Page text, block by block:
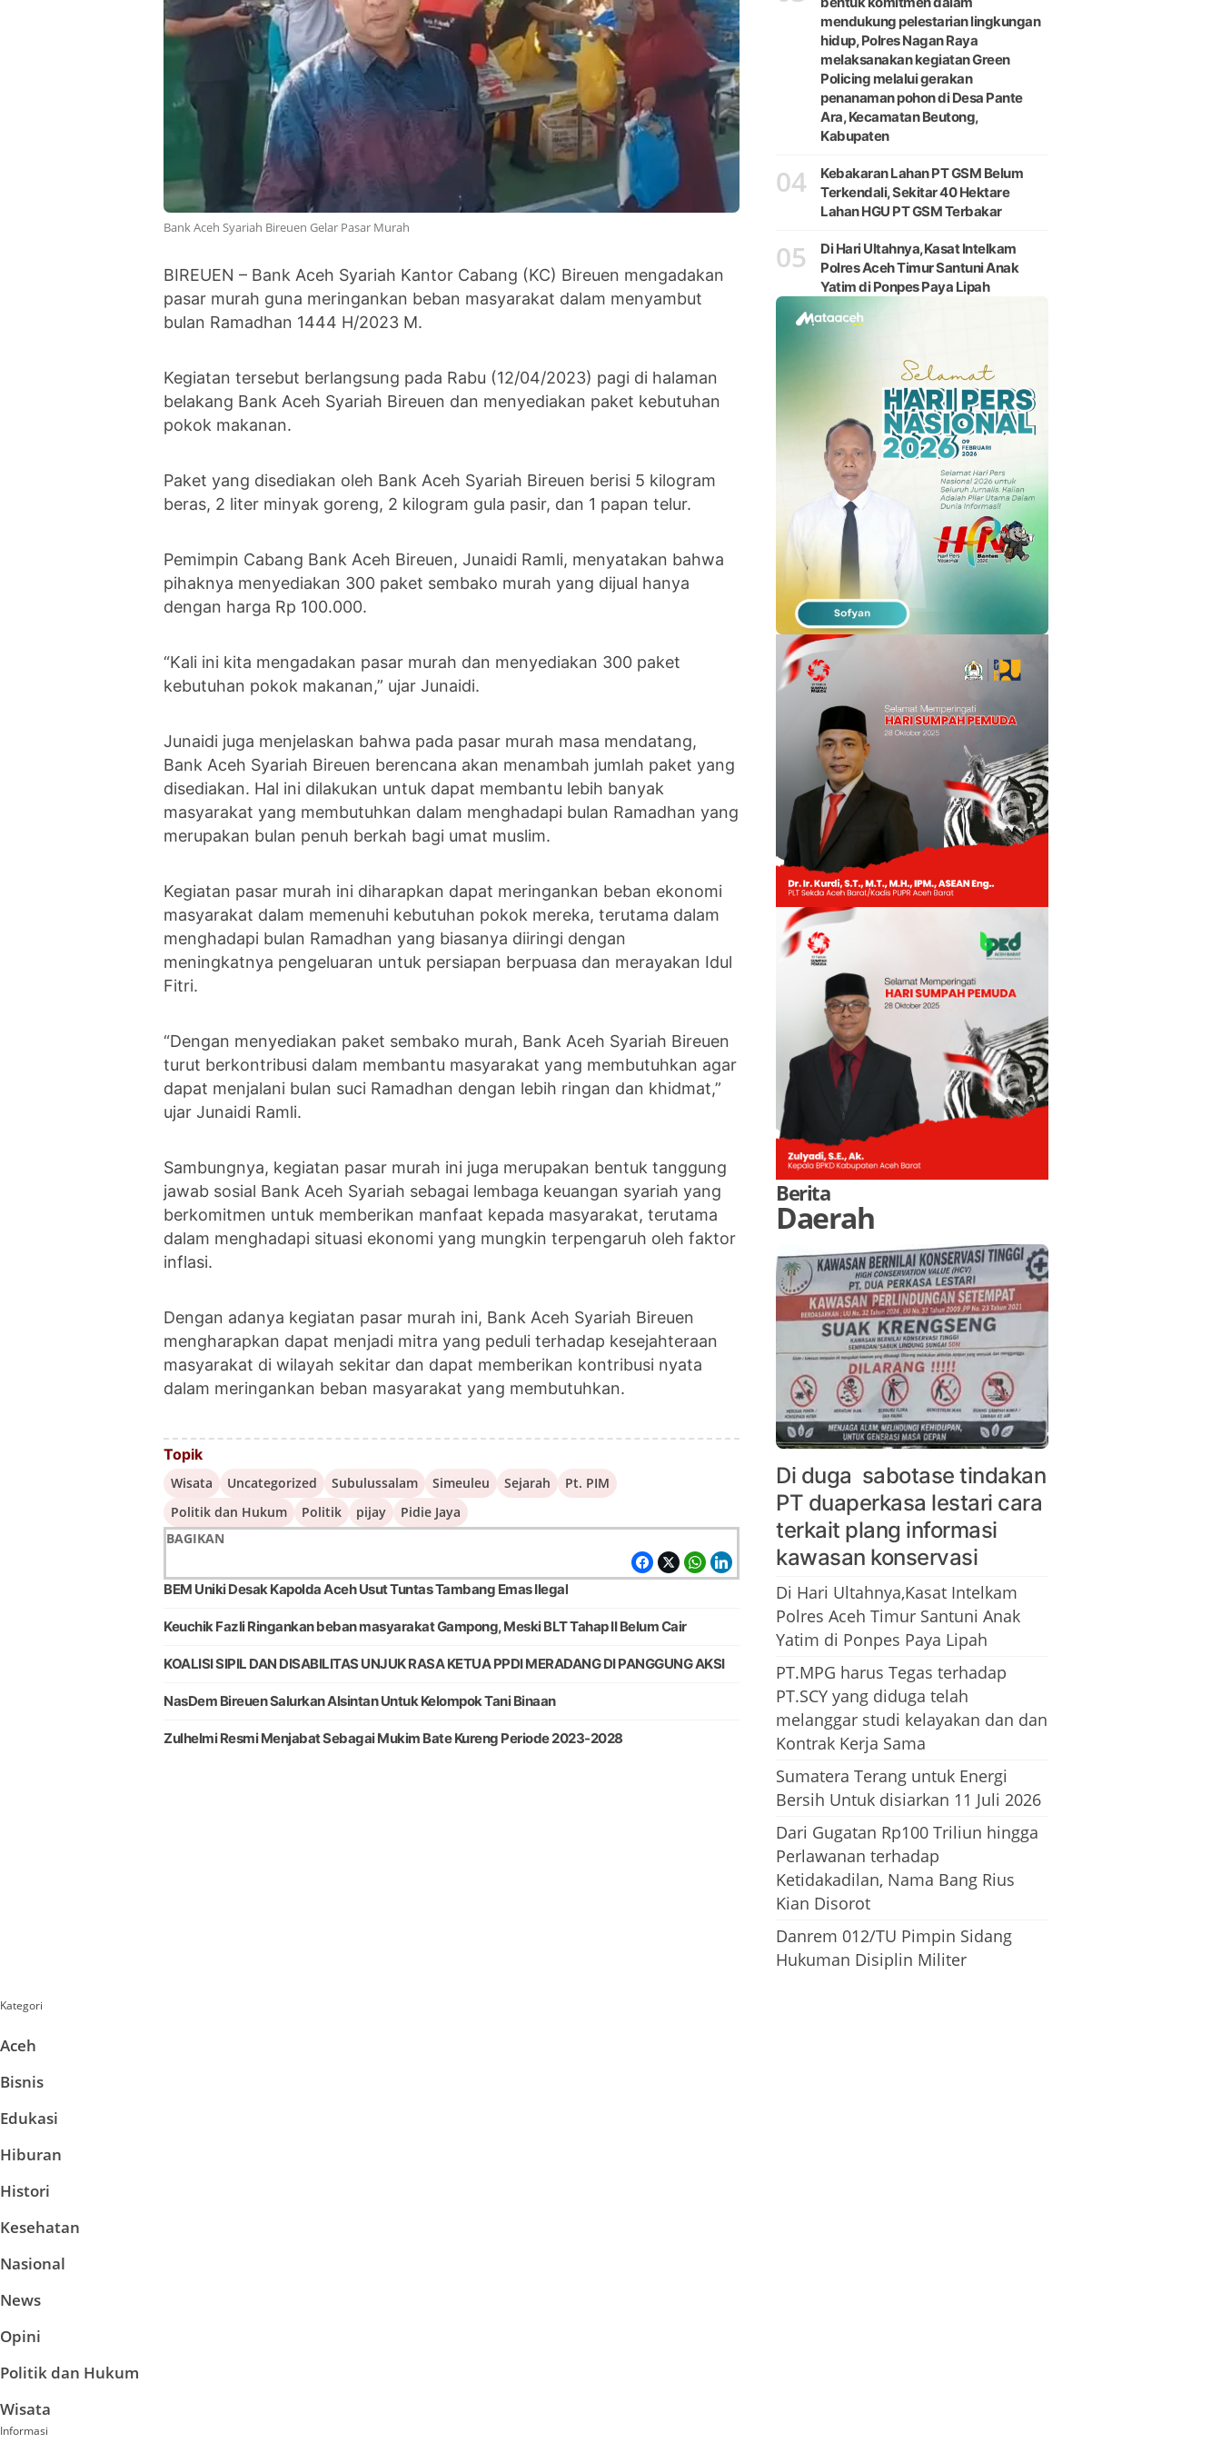
Bank Aceh Syariah Bireuen Gelar Pasar Murah
BIREUEN – Bank Aceh Syariah Kantor Cabang (KC) Bireuen mengadakan
pasar murah guna meringankan beban masyarakat dalam menyambut
bulan Ramadhan 1444 H/2023 M.
Kegiatan tersebut berlangsung pada Rabu (12/04/2023) pagi di halaman
belakang Bank Aceh Syariah Bireuen dan menyediakan paket kebutuhan
pokok makanan.
Paket yang disediakan oleh Bank Aceh Syariah Bireuen berisi 5 kilogram
beras, 2 liter minyak goreng, 2 kilogram gula pasir, dan 1 papan telur.
Pemimpin Cabang Bank Aceh Bireuen, Junaidi Ramli, menyatakan bahwa
pihaknya menyediakan 300 paket sembako murah yang dijual hanya
dengan harga Rp 100.000.
“Kali ini kita mengadakan pasar murah dan menyediakan 300 paket
kebutuhan pokok makanan,” ujar Junaidi.
Junaidi juga menjelaskan bahwa pada pasar murah masa mendatang,
Bank Aceh Syariah Bireuen berencana akan menambah jumlah paket yang
disediakan. Hal ini dilakukan untuk dapat membantu lebih banyak
masyarakat yang membutuhkan dalam menghadapi bulan Ramadhan yang
merupakan bulan penuh berkah bagi umat muslim.
Kegiatan pasar murah ini diharapkan dapat meringankan beban ekonomi
masyarakat dalam memenuhi kebutuhan pokok mereka, terutama dalam
menghadapi bulan Ramadhan yang biasanya diiringi dengan
meningkatnya pengeluaran untuk persiapan berpuasa dan merayakan Idul
Fitri.
“Dengan menyediakan paket sembako murah, Bank Aceh Syariah Bireuen
turut berkontribusi dalam membantu masyarakat yang membutuhkan agar
dapat menjalani bulan suci Ramadhan dengan lebih ringan dan khidmat,”
ujar Junaidi Ramli.
Sambungnya, kegiatan pasar murah ini juga merupakan bentuk tanggung
jawab sosial Bank Aceh Syariah sebagai lembaga keuangan syariah yang
berkomitmen untuk memberikan manfaat kepada masyarakat, terutama
dalam menghadapi situasi ekonomi yang mungkin terpengaruh oleh faktor
inflasi.
Dengan adanya kegiatan pasar murah ini, Bank Aceh Syariah Bireuen
mengharapkan dapat menjadi mitra yang peduli terhadap kesejahteraan
masyarakat di wilayah sekitar dan dapat memberikan kontribusi nyata
dalam meringankan beban masyarakat yang membutuhkan.
Topik
Wisata Uncategorized Subulussalam Simeuleu Sejarah
Pt. PIM
Politik dan Hukum
Politik pijay
Pidie Jaya
BAGIKAN
BEM Uniki Desak Kapolda Aceh Usut Tuntas Tambang Emas Ilegal
Keuchik Fazli Ringankan beban masyarakat Gampong, Meski BLT Tahap II Belum Cair
KOALISI SIPIL DAN DISABILITAS UNJUK RASA KETUA PPDI MERADANG DI PANGGUNG AKSI
NasDem Bireuen Salurkan Alsintan Untuk Kelompok Tani Binaan
Zulhelmi Resmi Menjabat Sebagai Mukim Bate Kureng Periode 2023-2028
mendukung pelestarian lingkungan
hidup, Polres Nagan Raya
melaksanakan kegiatan Green
Policing melalui gerakan
penanaman pohon di Desa Pante
Ara, Kecamatan Beutong,
Kabupaten
04
Kebakaran Lahan PT GSM Belum
Terkendali, Sekitar 40 Hektare
Lahan HGU PT GSM Terbakar
05
Di Hari Ultahnya,Kasat Intelkam
Polres Aceh Timur Santuni Anak
Yatim di Ponpes Paya Lipah
Berita
Daerah
Di duga sabotase tindakan
PT duaperkasa lestari cara
terkait plang informasi
kawasan konservasi
Di Hari Ultahnya,Kasat Intelkam
Polres Aceh Timur Santuni Anak
Yatim di Ponpes Paya Lipah
PT.MPG harus Tegas terhadap
PT.SCY yang diduga telah
melanggar studi kelayakan dan dan
Kontrak Kerja Sama
Sumatera Terang untuk Energi
Bersih Untuk disiarkan 11 Juli 2026
Dari Gugatan Rp100 Triliun hingga
Perlawanan terhadap
Ketidakadilan, Nama Bang Rius
Kian Disorot
Danrem 012/TU Pimpin Sidang
Hukuman Disiplin Militer
Kategori
Aceh
Bisnis
Edukasi
Hiburan
Histori
Kesehatan
Nasional
News
Opini
Politik dan Hukum
Wisata
Informasi